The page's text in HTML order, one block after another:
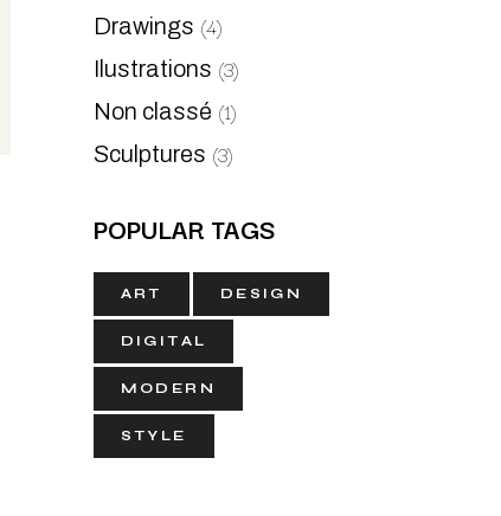
Drawings (4)
Ilustrations (3)
Non classé (1)
Sculptures (3)
POPULAR TAGS
ART DESIGN
DIGITAL
MODERN
STYLE